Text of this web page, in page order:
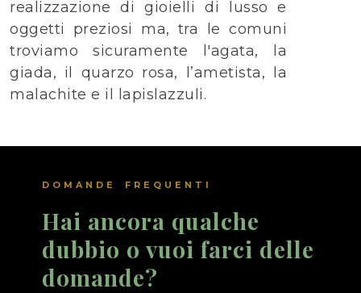
realizzazione di gioielli di lusso e
oggetti preziosi ma, tra le comuni
troviamo sicuramente l'agata, la
giada, il quarzo rosa, l’ametista, la
malachite e il lapislazzuli.
DOMANDE FREQUENTI
Hai ancora qualche
dubbio o vuoi farci delle
domande?